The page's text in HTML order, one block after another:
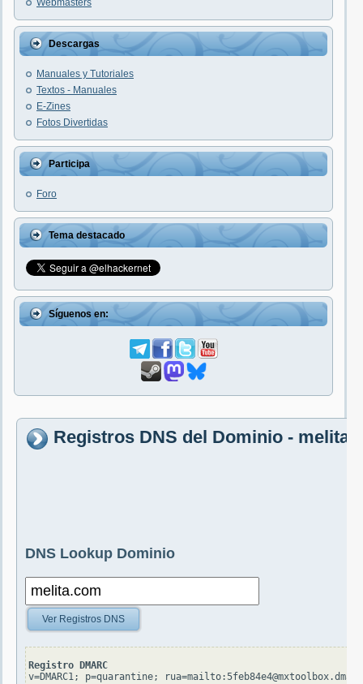
Webmasters
Descargas
Manuales y Tutoriales
Textos - Manuales
E-Zines
Fotos Divertidas
Participa
Foro
Tema destacado
Síguenos en:
Registros DNS del Dominio -
DNS Lookup Dominio
Ver Registros DNS
Registro DMARC
v=DMARC1; p=quarantine;